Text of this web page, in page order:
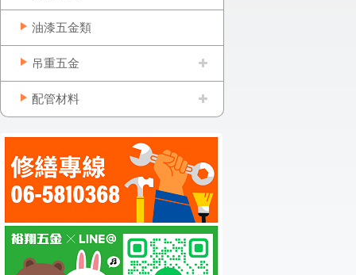
油漆五金類
吊重五金
配管材料